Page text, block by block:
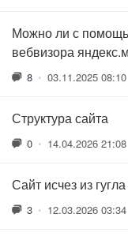
Можно ли с
вебвизора
8 • 03.11.2025 08:10
Структура сайта
0 • 14.04.2026 21:08
Сайт исчез из
3 • 12.03.2026 03:34